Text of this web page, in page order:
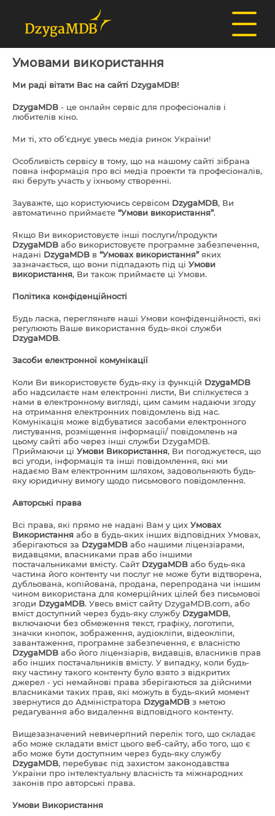
Умовами використання
Ми раді вітати Вас на сайті DzygaMDB!
DzygaMDB - це онлайн сервіс для професіоналів і
любителів кіно.
Ми ті, хто об’єднує увесь медіа ринок України!
Особливість сервісу в тому, що на нашому сайті зібрана
повна інформація про всі медіа проекти та професіоналів,
які беруть участь у їхньому створенні.
Зауважте, що користуючись сервісом DzygaMDB, Ви
автоматично приймаєте “Умови використання”.
Якщо Ви використовуєте інші послуги/продукти
DzygaMDB або використовуєте програмне забезпечення,
надані DzygaMDB в “Умовах використання”яких
зазначається, що вони підпадають під ці Умови
використання, Ви також приймаєте ці Умови.
Політика конфіденційності
Будь ласка, перегляньте наші Умови конфіденційності, які
регулюють Ваше використання будь-якої служби
DzygaMDB.
Засоби електронної комунікації
Коли Ви використовуєте будь-яку із функцій DzygaMDB
або надсилаєте нам електронні листи, Ви спілкуєтеся з
нами в електронному вигляді, цим самим надаючи згоду
на отримання електронних повідомлень від нас.
Комунікація може відбуватися засобами електронного
листування, розміщення інформації/ повідомлень на
цьому сайті або через інші служби DzygaMDB.
Приймаючи ці Умови Використання, Ви погоджуєтеся, що
всі угоди, інформація та інші повідомлення, які ми
надаємо Вам електронним шляхом, задовольняють будь-
яку юридичну вимогу щодо письмового повідомлення.
Авторські права
Всі права, які прямо не надані Вам у цих Умовах
Використання або в будь-яких інших відповідних Умовах,
зберігаються за DzygaMDB або нашими ліцензіарами,
видавцями, власниками прав або іншими
постачальниками вмісту. Сайт DzygaMDB або будь-яка
частина його контенту чи послуг не може бути відтворена,
дубльована, копійована, продана, перепродана чи іншим
чином використана для комерційних цілей без письмової
згоди DzygaMDB. Увесь вміст сайту DzygaMDB.com, або
вміст доступний через будь-яку службу DzygaMDB,
включаючи без обмеження текст, графіку, логотипи,
значки кнопок, зображення, аудіокліпи, відеокліпи,
завантаження, програмне забезпечення, є власністю
DzygaMDB або його ліцензіарів, видавців, власників прав
або інших постачальників вмісту. У випадку, коли будь-
яку частину такого контенту було взято з відкритих
джерел - усі немайнові права зберігаються за дійсними
власниками таких прав, які можуть в будь-який момент
звернутися до Адміністратора DzygaMDB з метою
редагування або видалення відповідного контенту.
Вищезазначений невичерпний перелік того, що складає
або може складати вміст цього веб-сайту, або того, що є
або може бути доступним через будь-яку службу
DzygaMDB, перебуває під захистом законодавства
України про інтелектуальну власність та міжнародних
законів про авторські права.
Умови Використання